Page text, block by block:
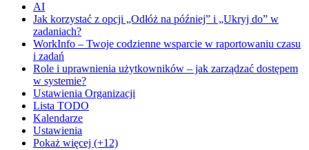
AI
Jak korzystać z opcji „Odłóż na później” i „Ukryj do” w
zadaniach?
WorkInfo – Twoje codzienne wsparcie w raportowaniu czasu
i zadań
Role i uprawnienia użytkowników – jak zarządzać dostępem
w systemie?
Ustawienia Organizacji
Lista TODO
Kalendarze
Ustawienia
Pokaż więcej (+12)